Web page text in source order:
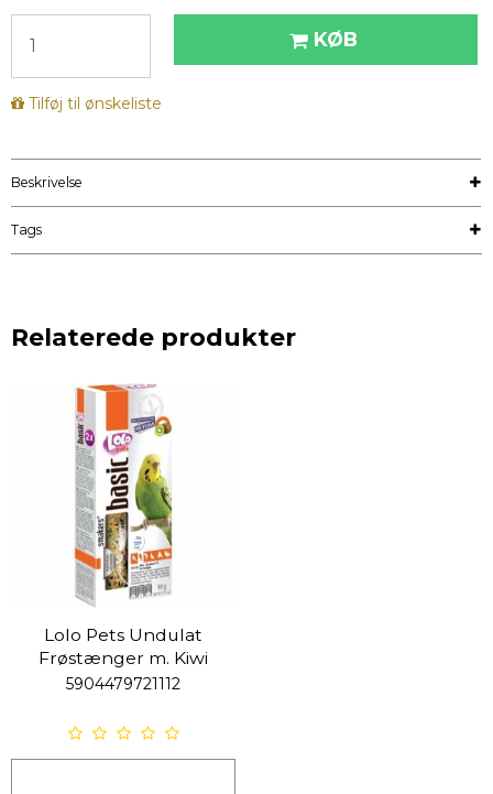
KØB
Tilføj til ønskeliste
Beskrivelse
Tags
Relaterede produkter
Lolo Pets Undulat
Frøstænger m. Kiwi
5904479721112